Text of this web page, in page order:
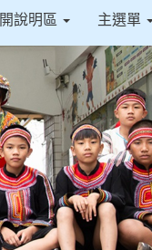
說明區 主選單